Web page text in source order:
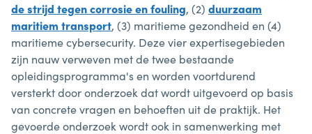
de strijd tegen corrosie en fouling, (2) duurzaam
maritiem transport, (3) maritieme gezondheid en (4)
maritieme cybersecurity. Deze vier expertisegebieden
zijn nauw verweven met de twee bestaande
opleidingsprogramma's en worden voortdurend
versterkt door onderzoek dat wordt uitgevoerd op basis
van concrete vragen en behoeften uit de praktijk. Het
gevoerde onderzoek wordt ook in samenwerking met